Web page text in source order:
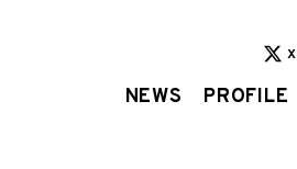
X
NEWS PROFILE